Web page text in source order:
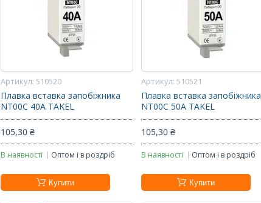
510520
Плавка вставка запобіжника
NT00С 40А TAKEL
105,30 ₴
В наявності Оптом і в роздріб
Купити
510521
Плавка вставка запобіжника
NT00С 50А TAKEL
105,30 ₴
В наявності Оптом і в роздріб
Купити